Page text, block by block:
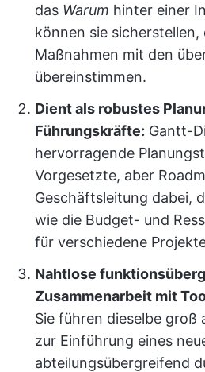
das Warum hinter einer
können sie sicherstellen,
Maßnahmen mit den
übereinstimmen.
Dient als robustes
Führungskräfte: Gantt-
hervorragende
Vorgesetzte, aber
Geschäftsleitung dabei,
wie die Budget- und
für verschiedene
Nahtlose
Zusammenarbeit mit
Sie führen dieselbe groß
zur Einführung eines
abteilungsübergreifend